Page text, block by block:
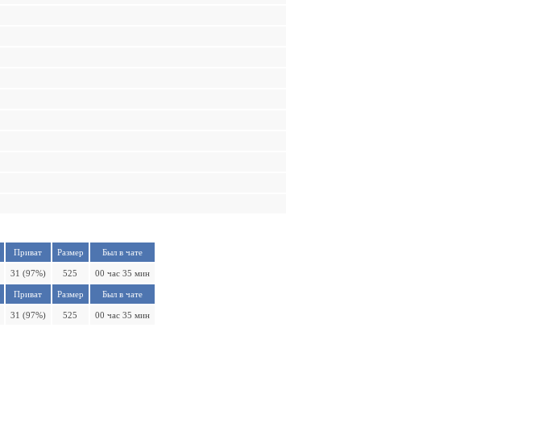
Приват Размер Был в чате
31 (97%) 525 00 час 35 мин
Приват Размер Был в чате
31 (97%) 525 00 час 35 мин